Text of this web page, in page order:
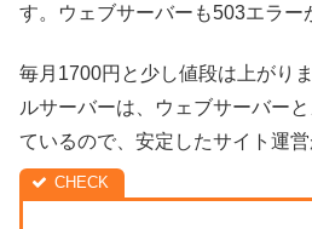
す。ウェブサーバーも503エラー
毎月1700円と少し値段は上がり
ルサーバーは、ウェブサーバー
ているので、安定したサイト運営